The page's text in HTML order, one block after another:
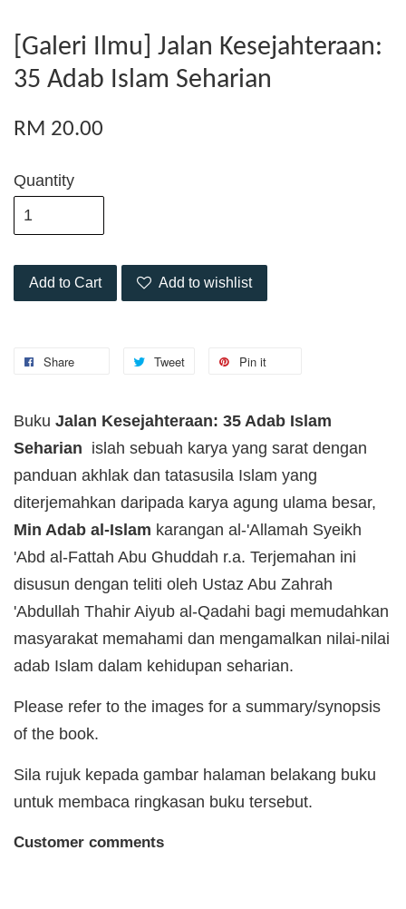
[Galeri Ilmu] Jalan Kesejahteraan:
35 Adab Islam Seharian
RM 20.00
Quantity
Add to Cart Add to wishlist
Share Tweet Pin it
Buku Jalan Kesejahteraan: 35 Adab Islam
Seharian islah sebuah karya yang sarat dengan
panduan akhlak dan tatasusila Islam yang
diterjemahkan daripada karya agung ulama besar,
Min Adab al-Islam karangan al-'Allamah Syeikh
'Abd al-Fattah Abu Ghuddah r.a. Terjemahan ini
disusun dengan teliti oleh Ustaz Abu Zahrah
'Abdullah Thahir Aiyub al-Qadahi bagi memudahkan
masyarakat memahami dan mengamalkan nilai-nilai
adab Islam dalam kehidupan seharian.
Please refer to the images for a summary/synopsis
of the book.
Sila rujuk kepada gambar halaman belakang buku
untuk membaca ringkasan buku tersebut.
Customer comments